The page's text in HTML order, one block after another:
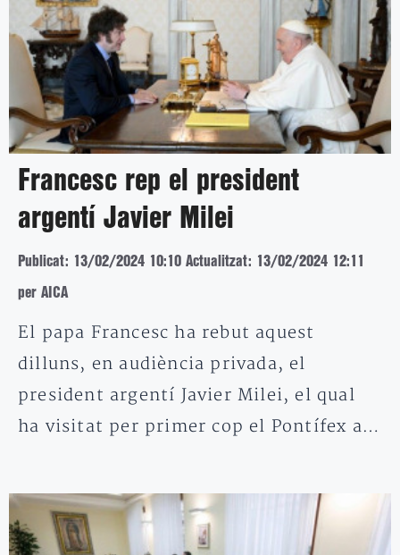
Francesc rep el president
argentí Javier Milei
Publicat: 13/02/2024 10:10 Actualitzat: 13/02/2024 12:11
per AICA
El papa Francesc ha rebut aquest
dilluns, en audiència privada, el
president argentí Javier Milei, el qual
ha visitat per primer cop el Pontífex a…